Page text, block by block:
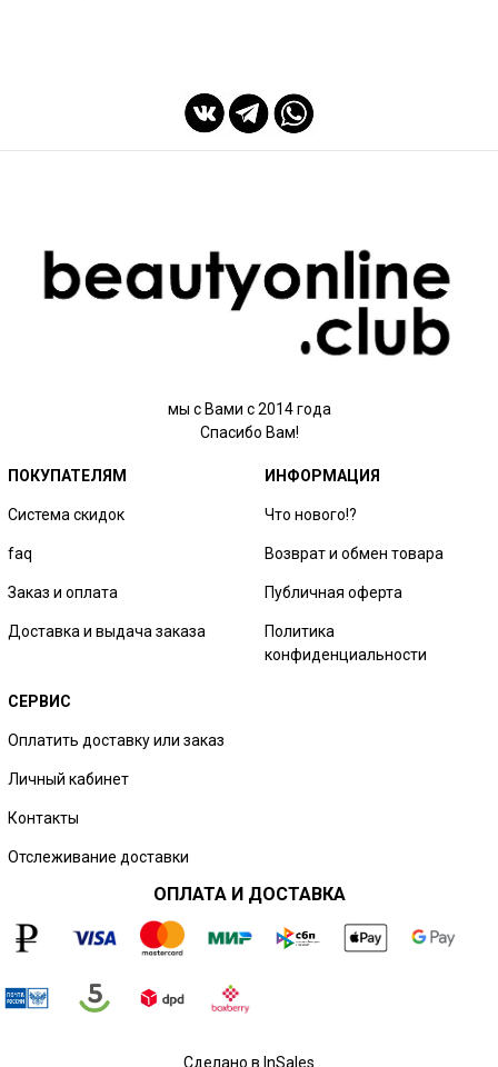
мы с Вами с 2014 года
Спасибо Вам!
ПОКУПАТЕЛЯМ
Система скидок
faq
Заказ и оплата
Доставка и выдача заказа
ИНФОРМАЦИЯ
Что нового!?
Возврат и обмен товара
Публичная оферта
Политика
конфиденциальности
СЕРВИС
Оплатить доставку или заказ
Личный кабинет
Контакты
Отслеживание доставки
ОПЛАТА И ДОСТАВКА
Сделано в InSales